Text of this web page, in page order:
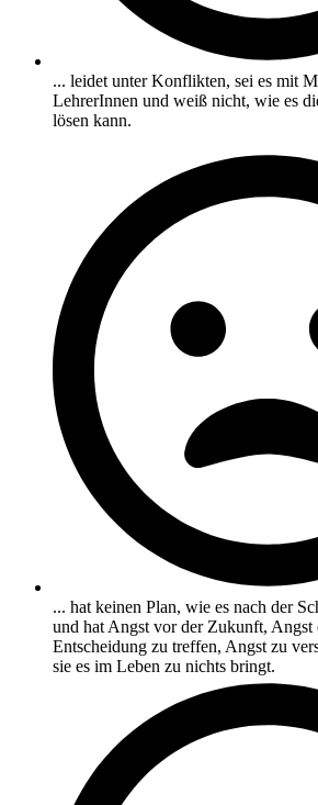
... leidet unter Konflikten, sei es mit
LehrerInnen und weiß nicht, wie es
lösen kann.
... hat keinen Plan, wie es nach der
und hat Angst vor der Zukunft, Angst
Entscheidung zu treffen, Angst zu
sie es im Leben zu nichts bringt.